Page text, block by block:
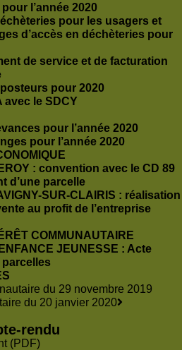
l’année 2020
pour les usagers et
d’accès en déchèteries pour
de service et de facturation
pour 2020
avec le SDCY
pour l’année 2020
pour l’année 2020
: convention avec le CD 89
d’une parcelle
SUR-CLAIRIS : réalisation
au profit de l’entreprise
COMMUNAUTAIRE
JEUNESSE : Acte
parcelles
du 29 novembre 2019
du 20 janvier 2020
rendu
(PDF)